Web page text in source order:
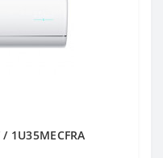
1U35MECFRA